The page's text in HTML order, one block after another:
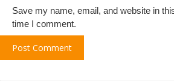
Save my name, email, and website in
time I comment.